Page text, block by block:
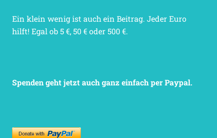
Ein klein wenig ist auch ein Beitrag. Jeder Euro
hilft! Egal ob 5 €, 50 € oder 500 €.
Spenden geht jetzt auch ganz einfach per Paypal.